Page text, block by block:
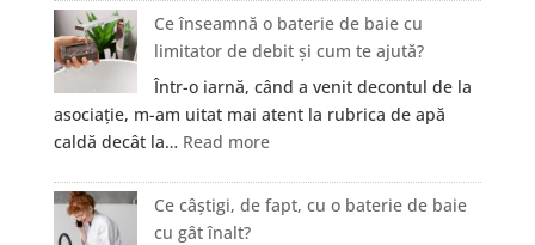
se
elimină
mirosul
de
igrasie
un
apartament
Ce înseamnă o baterie de baie cu
limitator de debit și cum te ajută?
Într-o iarnă, când a venit decontul de la
asociație, m-am uitat mai atent la rubrica de apă
caldă decât la… Read more:
înseamnă
Ce câștigi, de fapt, cu o baterie de baie
cu gât înalt?